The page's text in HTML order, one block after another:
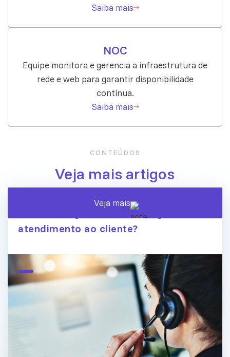
Saiba mais
NOC
Equipe monitora e gerencia a infraestrutura de
rede e web para garantir disponibilidade
contínua.
Saiba mais
CONTEÚDOS
Veja mais artigos
A era dos agentes de IA chegou ao
atendimento ao cliente?
Veja mais